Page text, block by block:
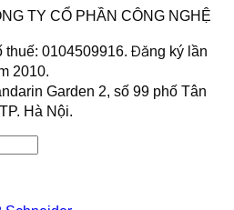
lắp thống
suất
phù
hợp
loại
bảo
biến
T3-
TY CỔ PHẦN CÔNG NGHỆ
thuế: 0104509916. Đăng ký lần
2010.
Garden 2, số 99 phố Tân
Hà Nội.